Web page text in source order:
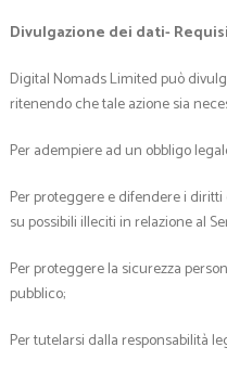
Divulgazione dei dati-
Digital Nomads Limited può
ritenendo che tale azione sia
Per adempiere ad un obbligo
Per proteggere e difendere i
su possibili illeciti in relazione al
Per proteggere la sicurezza
pubblico;
Per tutelarsi dalla responsabilità